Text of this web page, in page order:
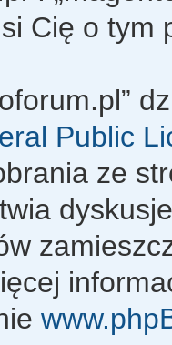
Cię o tym
Public
ze